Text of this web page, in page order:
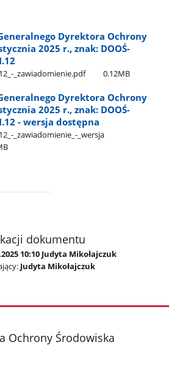
Dyrektora Ochrony
2025 r., znak: DOOŚ-
​_zawiadomienie.pdf 0.12MB
Dyrektora Ochrony
2025 r., znak: DOOŚ-
- wersja dostępna
​_zawiadomienie​_-​_wersja​
dokumentu
10:10 Judyta Mikołajczuk
Judyta Mikołajczuk
Ochrony Środowiska